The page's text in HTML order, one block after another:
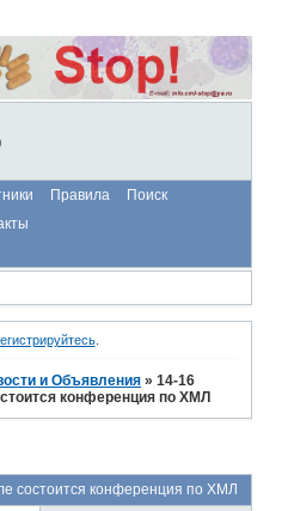
Правила
Поиск
.
и Объявления »14-16
конференция по ХМЛ
состоится конференция по ХМЛ